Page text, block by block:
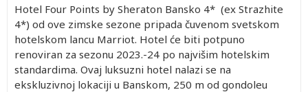
Hotel Four Points by Sheraton Bansko 4* (ex Strazhite
4*) od ove zimske sezone pripada čuvenom svetskom
hotelskom lancu Marriot. Hotel će biti potpuno
renoviran za sezonu 2023.-24 po najvišim hotelskim
standardima. Ovaj luksuzni hotel nalazi se na
ekskluzivnoj lokaciji u Banskom, 250 m od gondoleu